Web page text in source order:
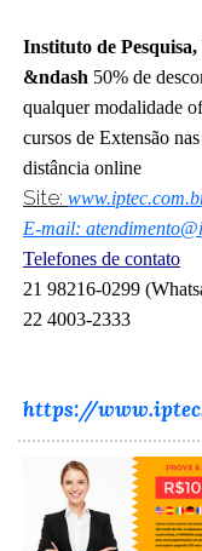
Instituto de
&ndash 50% de
qualquer modalidade
cursos de Extensão
distância online
Site:
E-mail:
Telefones de contato
21 98216-0299
22 4003-2333
https://